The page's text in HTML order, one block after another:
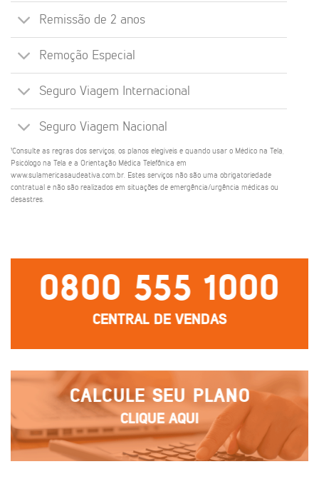
Remissão de 2 anos
Remoção Especial
Seguro Viagem Internacional
Seguro Viagem Nacional
¹Consulte as regras dos serviços, os planos elegíveis e quando usar o Médico na Tela,
Psicólogo na Tela e a Orientação Médica Telefônica em
www.sulamericasaudeativa.com.br. Estes serviços não são uma obrigatoriedade
contratual e não são realizados em situações de emergência/urgência médicas ou
desastres.
0800 555 1000
CENTRAL DE VENDAS
CALCULE SEU PLANO
CLIQUE AQUI